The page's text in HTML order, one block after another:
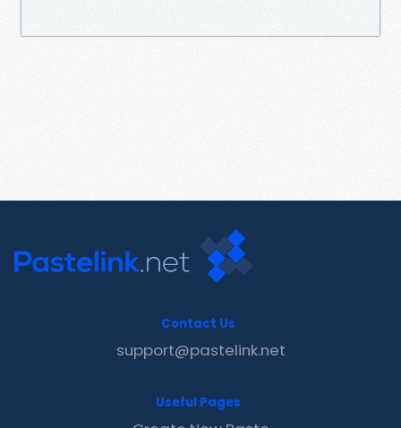
Contact Us
support@pastelink.net
Useful Pages